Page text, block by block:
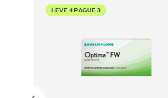
LEVE 4 PAGUE 3